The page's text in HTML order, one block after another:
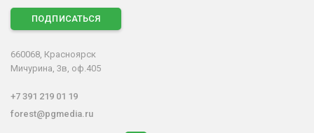
ПОДПИСАТЬСЯ
660068, Красноярск
Мичурина, 3в, оф.405
+7 391 219 01 19
forest@pgmedia.ru